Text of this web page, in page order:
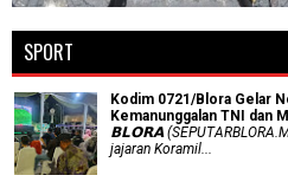
SPORT
Kodim 0721/Blora Gelar
Kemanunggalan TNI dan
𝗕𝗟𝗢𝗥𝗔
jajaran Koramil...